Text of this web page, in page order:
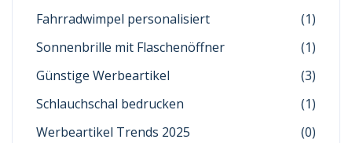
Fahrradwimpel personalisiert
(1)
Sonnenbrille mit Flaschenöffner
(1)
Günstige Werbeartikel
(3)
Schlauchschal bedrucken
(1)
Werbeartikel Trends 2025
(0)